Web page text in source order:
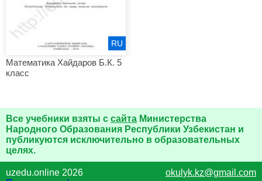
Математика Хайдаров Б.К. 5
класс
RU
Все учебники взяты с сайта Министерства
Народного Образования Республики Узбекистан и
публикуются исключительно в образовательных
целях.
uzedu.online 2026
okulyk.kz@gmail.com